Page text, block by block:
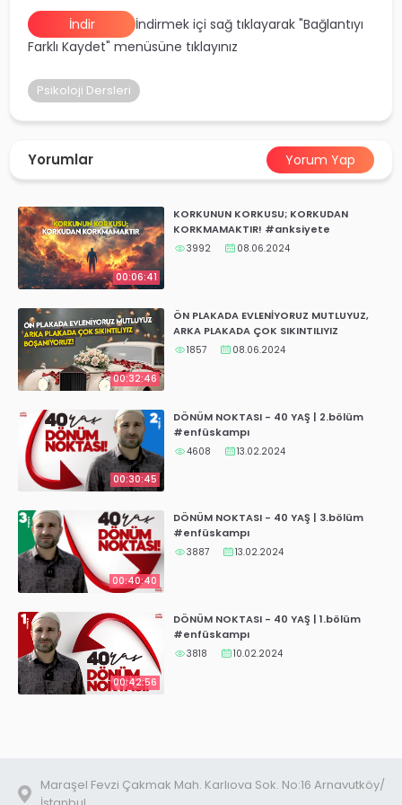
İndir
İndirmek içi sağ tıklayarak "Bağlantıyı
Farklı Kaydet" menüsüne tıklayınız
Psikoloji Dersleri
Yorumlar Yorum Yap
00:06:41
KORKUNUN KORKUSU; KORKUDAN
KORKMAMAKTIR! #anksiyete
3992 08.06.2024
00:32:46
ÖN PLAKADA EVLENİYORUZ MUTLUYUZ,
ARKA PLAKADA ÇOK SIKINTILIYIZ
BOŞANIYORUZ!
1857 08.06.2024
00:30:45
DÖNÜM NOKTASI - 40 YAŞ | 2.bölüm
#enfüskampı
4608 13.02.2024
00:40:40
DÖNÜM NOKTASI - 40 YAŞ | 3.bölüm
#enfüskampı
3887 13.02.2024
00:42:56
DÖNÜM NOKTASI - 40 YAŞ | 1.bölüm
#enfüskampı
3818 10.02.2024
Maraşel Fevzi Çakmak Mah. Karlıova Sok. No:16 Arnavutköy/